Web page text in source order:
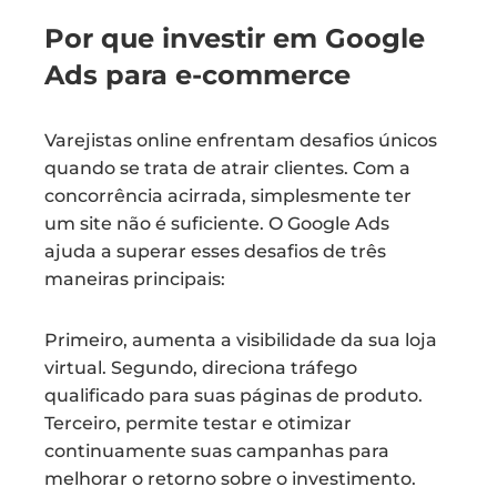
Por que investir em Google
Ads para e-commerce
Varejistas online enfrentam desafios únicos
quando se trata de atrair clientes. Com a
concorrência acirrada, simplesmente ter
um site não é suficiente. O Google Ads
ajuda a superar esses desafios de três
maneiras principais:
Primeiro, aumenta a visibilidade da sua loja
virtual. Segundo, direciona tráfego
qualificado para suas páginas de produto.
Terceiro, permite testar e otimizar
continuamente suas campanhas para
melhorar o retorno sobre o investimento.